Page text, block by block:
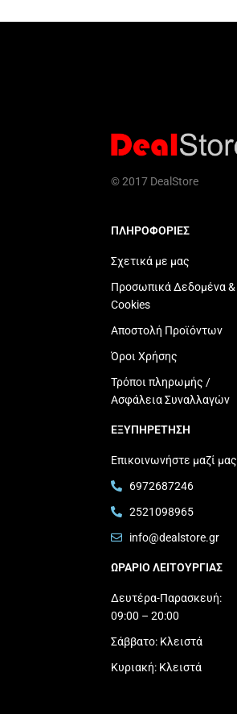
© 2017 DealStore
ΠΛΗΡΟΦΟΡΙΕΣ
Σχετικά με μας
Προσωπικά Δεδομένα &
Cookies
Αποστολή Προϊόντων
Όροι Χρήσης
Τρόποι πληρωμής /
Ασφάλεια Συναλλαγών
ΕΞΥΠΗΡΕΤΗΣΗ
Επικοινωνήστε μαζί μας
6972687246
2521098965
info@dealstore.gr
ΩΡΑΡΙΟ ΛΕΙΤΟΥΡΓΙΑΣ​
Δευτέρα-Παρασκευή:
09:00 – 20:00
Σάββατο: Κλειστά
Κυριακή: Κλειστά